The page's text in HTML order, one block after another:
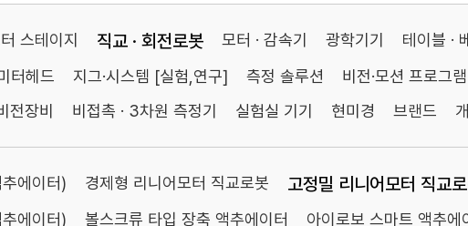
스테이지 직교 · 회전로봇 모터 · 감속기 광학기기
테이블 ·
터헤드
지그·시스템 [실험,연구] 측정 솔루션
비전·모션 프로그램
전장비
비접촉 · 3차원 측정기 실험실 기기 현미경 브랜드
에이터) 경제형 리니어모터 직교로봇 고정밀 리니어모터 직교
에이터) 볼스크류 타입 장축 액추에이터 아이로보 스마트 액추에